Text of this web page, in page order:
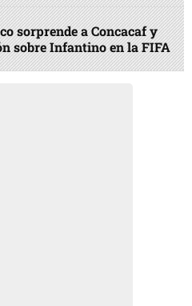
sorprende a Concacaf y
sobre Infantino en la FIFA